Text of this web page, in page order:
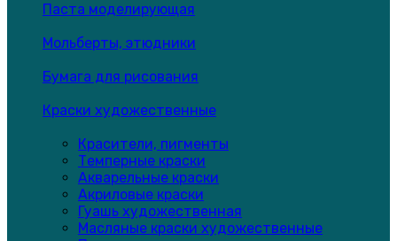
Паста моделирующая
Мольберты, этюдники
Бумага для рисования
Краски художественные
Красители, пигменты
Темперные краски
Акварельные краски
Акриловые краски
Гуашь художественная
Масляные краски художественные